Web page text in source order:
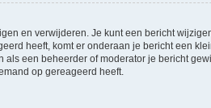
en verwijderen. Je kunt een bericht
heeft, komt er onderaan je bericht een
een beheerder of moderator je bericht
op gereageerd heeft.